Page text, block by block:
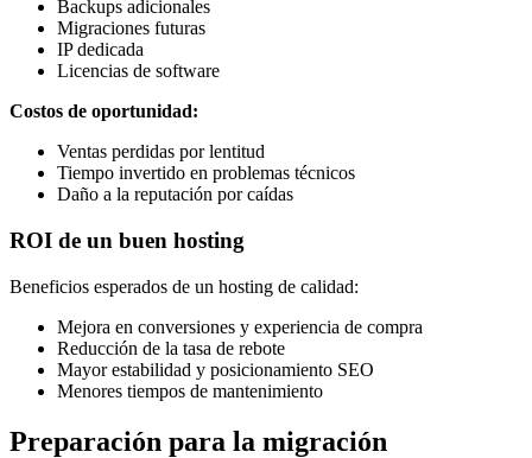
Backups adicionales
Migraciones futuras
IP dedicada
Licencias de software
Costos de oportunidad:
Ventas perdidas por lentitud
Tiempo invertido en problemas técnicos
Daño a la reputación por caídas
ROI de un buen hosting
Beneficios esperados de un hosting de calidad:
Mejora en conversiones y experiencia de compra
Reducción de la tasa de rebote
Mayor estabilidad y posicionamiento SEO
Menores tiempos de mantenimiento
Preparación para la migración